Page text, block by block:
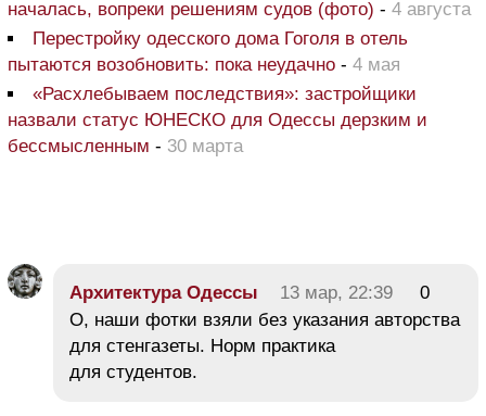
началась, вопреки решениям судов (фото) - 4 августа
Перестройку одесского дома Гоголя в отель
пытаются возобновить: пока неудачно - 4 мая
«Расхлебываем последствия»: застройщики
назвали статус ЮНЕСКО для Одессы дерзким и
бессмысленным - 30 марта
Архитектура Одессы 13 мар, 22:39
0
О, наши фотки взяли без указания авторства
для стенгазеты. Норм практика
для студентов.